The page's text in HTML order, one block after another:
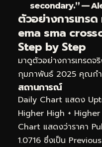
secondary.” —
ตัวอย่างการเทร
ema sma
Step by Step
มาดูตัวอย่างการเทรดจ
กุมภาพันธ์ 2025 คุณกำลั
สถานการณ์
Daily Chart แสดง
Higher High +
Chart แสดงว่าราคา
1.0716 ซึ่งเป็น